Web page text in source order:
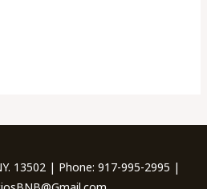
13502 | Phone: 917-995-2995 |